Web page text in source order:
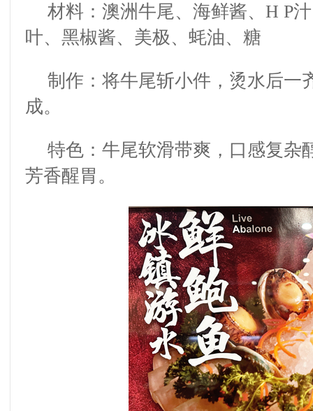
材料：澳洲牛尾、海鲜酱、 H P
叶、黑椒酱、美极、蚝油、糖
制作：将牛尾斩小件，烫水后一
成。
特色：牛尾软滑带爽，口感复杂
芳香醒胃。